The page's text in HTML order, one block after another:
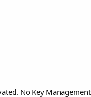
No Key